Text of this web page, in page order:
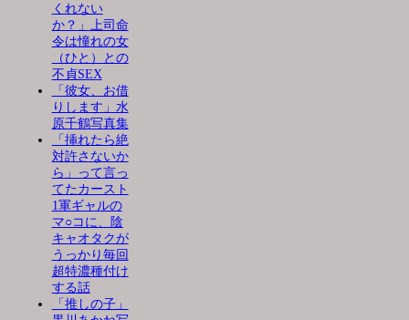
くれない
か？」上司命
令は憧れの女
（ひと）との
不貞SEX
「彼女、お借
りします」水
原千鶴写真集
「挿れたら絶
対許さないか
ら」って言っ
てたカースト
1軍ギャルの
マ○コに、陰
キャオタクが
うっかり毎回
超特濃種付け
する話
「推しの子」